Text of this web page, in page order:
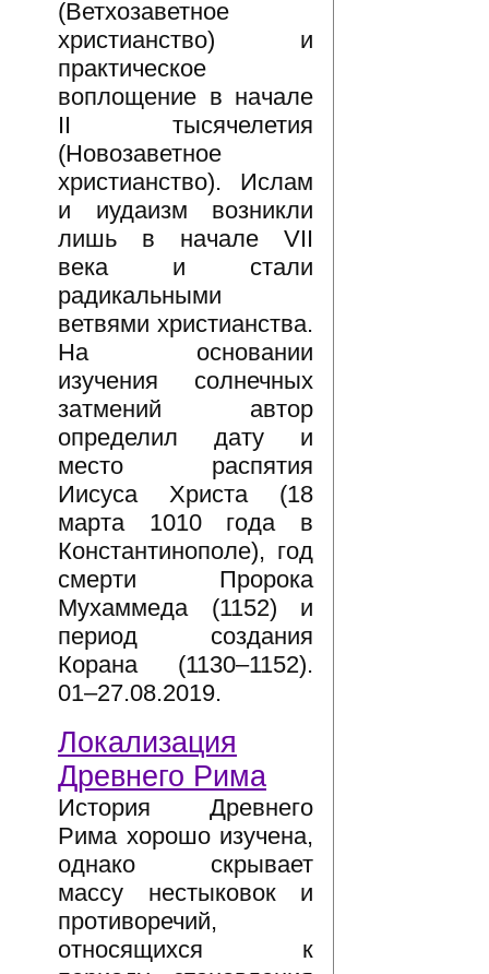
(Ветхозаветное
христианство) и
практическое
воплощение в начале
II тысячелетия
(Новозаветное
христианство). Ислам
и иудаизм возникли
лишь в начале VII
века и стали
радикальными
ветвями христианства.
На основании
изучения солнечных
затмений автор
определил дату и
место распятия
Иисуса Христа (18
марта 1010 года в
Константинополе), год
смерти Пророка
Мухаммеда (1152) и
период создания
Корана (1130–1152).
01–27.08.2019.
Локализация
Древнего Рима
История Древнего
Рима хорошо изучена,
однако скрывает
массу нестыковок и
противоречий,
относящихся к